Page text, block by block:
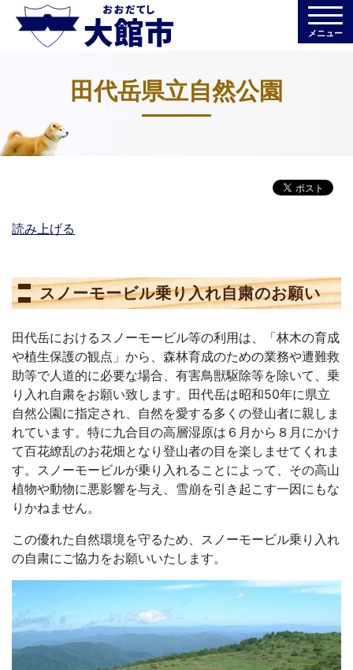
メニュー
田代岳県立自然公園
読み上げる
スノーモービル乗り入れ自粛のお願い
田代岳におけるスノーモービル等の利用は、「林木の育成
や植生保護の観点」から、森林育成のための業務や遭難救
助等で人道的に必要な場合、有害鳥獣駆除等を除いて、乗
り入れ自粛をお願い致します。田代岳は昭和50年に県立
自然公園に指定され、自然を愛する多くの登山者に親しま
れています。特に九合目の高層湿原は６月から８月にかけ
て百花繚乱のお花畑となり登山者の目を楽しませてくれま
す。スノーモービルが乗り入れることによって、その高山
植物や動物に悪影響を与え、雪崩を引き起こす一因にもな
りかねません。
この優れた自然環境を守るため、スノーモービル乗り入れ
の自粛にご協力をお願いいたします。